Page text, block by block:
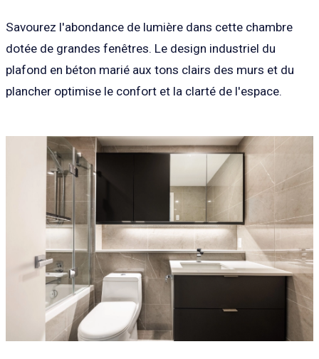
Savourez l'abondance de lumière dans cette chambre
dotée de grandes fenêtres. Le design industriel du
plafond en béton marié aux tons clairs des murs et du
plancher optimise le confort et la clarté de l'espace.